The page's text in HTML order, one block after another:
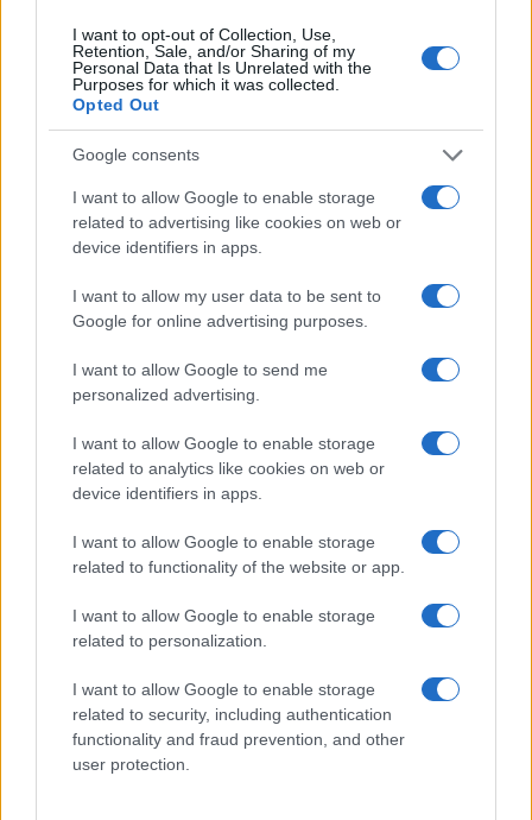
I want to opt-out of Collection, Use,
Retention, Sale, and/or Sharing of my
Personal Data that Is Unrelated with the
Purposes for which it was collected.
Opted Out
Google consents
I want to allow Google to enable storage
related to advertising like cookies on web or
device identifiers in apps.
I want to allow my user data to be sent to
Google for online advertising purposes.
I want to allow Google to send me
personalized advertising.
I want to allow Google to enable storage
related to analytics like cookies on web or
device identifiers in apps.
I want to allow Google to enable storage
related to functionality of the website or app.
I want to allow Google to enable storage
related to personalization.
I want to allow Google to enable storage
related to security, including authentication
functionality and fraud prevention, and other
user protection.
Continua a leggere
Madeira nel weekend del 9 agosto
Beatrice Bonaventura · 8 Ago 2026
LIFESTYLE